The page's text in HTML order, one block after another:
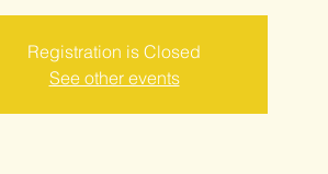
Registration is Closed
See other events